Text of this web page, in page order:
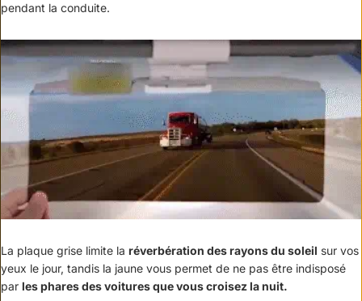
pendant la conduite.
La plaque grise limite la réverbération des rayons du soleil sur vos
yeux le jour, tandis la jaune vous permet de ne pas être indisposé
par les phares des voitures que vous croisez la nuit.